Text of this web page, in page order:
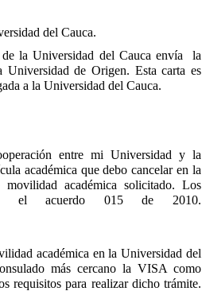
del Cauca.
la Universidad del Cauca envía la
Universidad de Origen. Esta carta es
a la Universidad del Cauca.
entre mi Universidad y la
académica que debo cancelar en la
académica solicitado. Los
el acuerdo 015 de 2010.
académica en la Universidad del
más cercano la VISA como
requisitos para realizar dicho trámite.